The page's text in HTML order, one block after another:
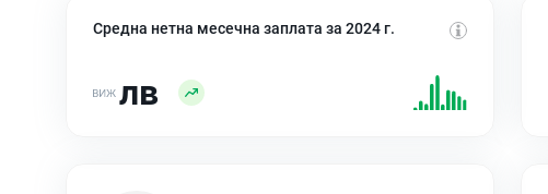
Средна нетна месечна заплата за 2024 г.
лв